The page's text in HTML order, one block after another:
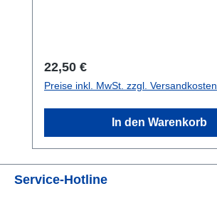
Regulärer Preis:
22,50 €
Preise inkl. MwSt. zzgl. Versandkosten
In den Warenkorb
Service-Hotline